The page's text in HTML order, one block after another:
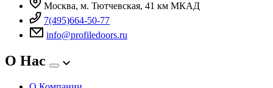
Москва, м. Тютчевская, 41 км МКАД
7(495)664-50-77
info@profiledoors.ru
О Нас